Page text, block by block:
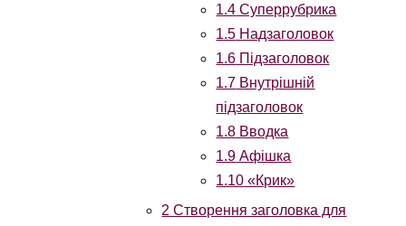
1.4 Суперрубрика
1.5 Надзаголовок
1.6 Підзаголовок
1.7 Внутрішній
підзаголовок
1.8 Вводка
1.9 Афішка
1.10 «Крик»
2 Створення заголовка для